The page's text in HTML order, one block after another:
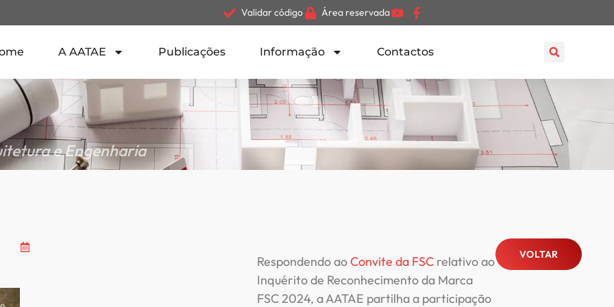
Validar código Área reservada
A AATAE Publicações Informação Contactos
e Engenharia
Respondendo aoConvite da FSCrelativo ao
Inquérito de Reconhecimento da Marca
FSC 2024, a AATAE partilha a participação
VOLTAR